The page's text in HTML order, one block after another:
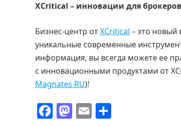
XCritical – инновации для брокеров
Бизнес-центр отXCritical – это новый
уникальные современные
информация, вы всегда можете ее
с инновационными продуктами от
Magnates RU)!
F M E